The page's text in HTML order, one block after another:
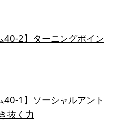
40-2】ターニングポイン
40-1】ソーシャルアント
抜く力